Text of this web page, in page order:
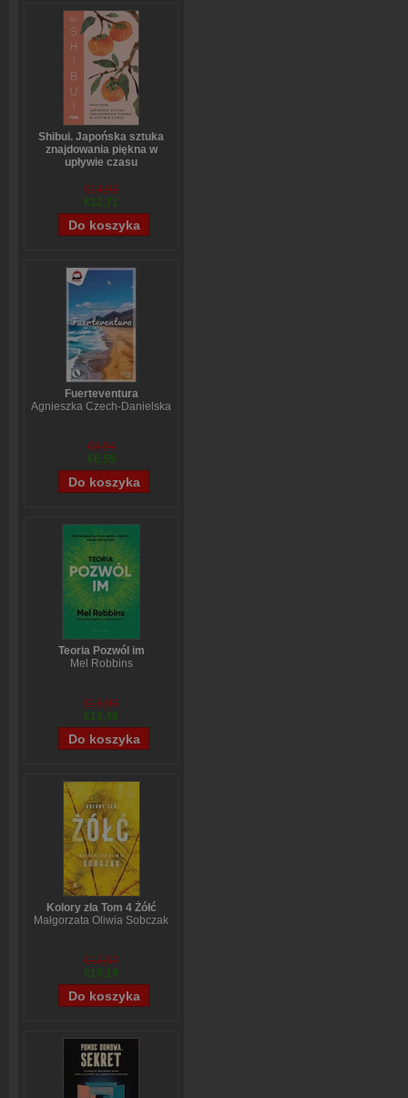
Shibui. Japońska sztuka
znajdowania piękna w
upływie czasu
€14,92
€12,71
Fuerteventura
Agnieszka Czech-Danielska
€8,94
€6,59
Teoria Pozwól im
Mel Robbins
€13,90
€10,48
Kolory zła Tom 4 Żółć
Małgorzata Oliwia Sobczak
€12,67
€10,19